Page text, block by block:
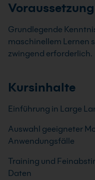
Grundlegende
maschinellem Lernen
zwingend erforderlich.
Kursinhalte
Einführung in Large
Auswahl geeigneter
Anwendungsfälle
Training und
Daten